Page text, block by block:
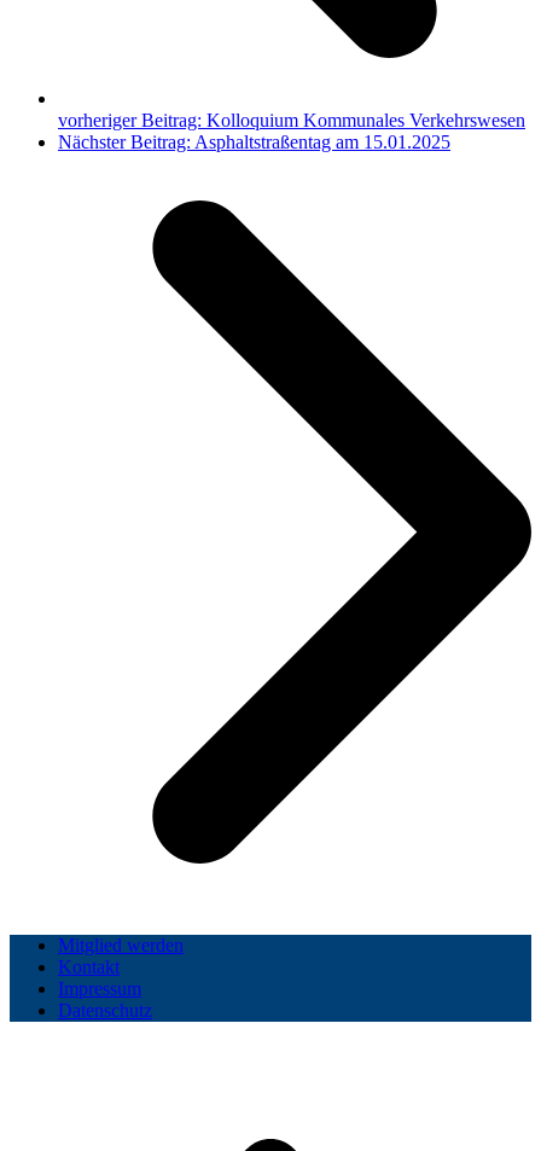
vorheriger Beitrag: Kolloquium Kommunales Verkehrswesen
Nächster Beitrag: Asphaltstraßentag am 15.01.2025
Mitglied werden
Kontakt
Impressum
Datenschutz